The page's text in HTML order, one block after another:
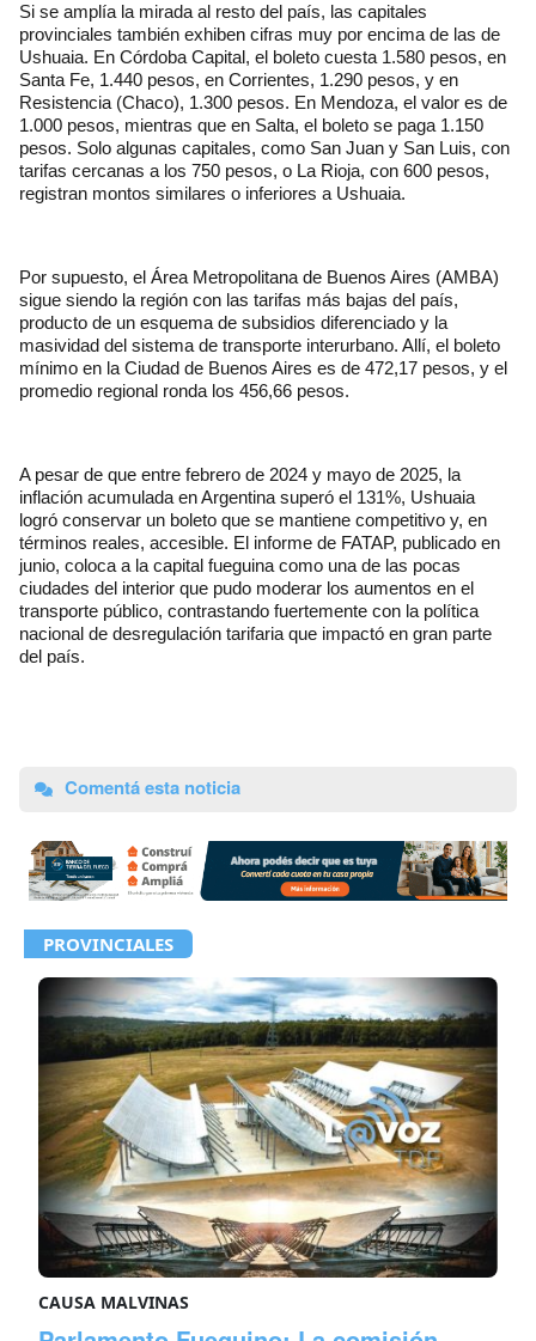
Si se amplía la mirada al resto del país, las capitales
provinciales también exhiben cifras muy por encima de las de
Ushuaia. En Córdoba Capital, el boleto cuesta 1.580 pesos, en
Santa Fe, 1.440 pesos, en Corrientes, 1.290 pesos, y en
Resistencia (Chaco), 1.300 pesos. En Mendoza, el valor es de
1.000 pesos, mientras que en Salta, el boleto se paga 1.150
pesos. Solo algunas capitales, como San Juan y San Luis, con
tarifas cercanas a los 750 pesos, o La Rioja, con 600 pesos,
registran montos similares o inferiores a Ushuaia.
Por supuesto, el Área Metropolitana de Buenos Aires (AMBA)
sigue siendo la región con las tarifas más bajas del país,
producto de un esquema de subsidios diferenciado y la
masividad del sistema de transporte interurbano. Allí, el boleto
mínimo en la Ciudad de Buenos Aires es de 472,17 pesos, y el
promedio regional ronda los 456,66 pesos.
A pesar de que entre febrero de 2024 y mayo de 2025, la
inflación acumulada en Argentina superó el 131%, Ushuaia
logró conservar un boleto que se mantiene competitivo y, en
términos reales, accesible. El informe de FATAP, publicado en
junio, coloca a la capital fueguina como una de las pocas
ciudades del interior que pudo moderar los aumentos en el
transporte público, contrastando fuertemente con la política
nacional de desregulación tarifaria que impactó en gran parte
del país.
Comentá esta noticia
PROVINCIALES
CAUSA MALVINAS